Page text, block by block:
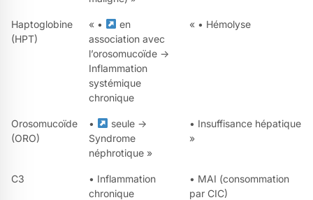
Haptoglobine
(HPT)
« •
en
association avec
l’orosomucoïde →
Inflammation
systémique
chronique
« • Hémolyse
Orosomucoïde
(ORO)
•
seule →
Syndrome
néphrotique »
• Insuffisance hépatique
»
C3
• Inflammation
chronique
• MAI (consommation
par CIC)